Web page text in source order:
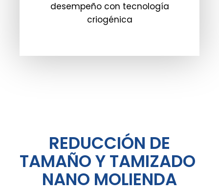
desempeño con tecnología
criogénica
REDUCCIÓN DE
TAMAÑO Y TAMIZADO
NANO MOLIENDA